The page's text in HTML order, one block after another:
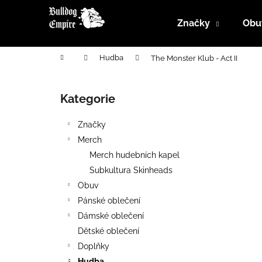
Značky
Domů Hudba The Monster Klub - Act II
Přeskočit
kategorie
Kategorie
Značky
Merch
Merch hudebních kapel
Subkultura Skinheads
Obuv
Pánské oblečení
Dámské oblečení
Dětské oblečení
Doplňky
í
Zpět
do
Zpět
do